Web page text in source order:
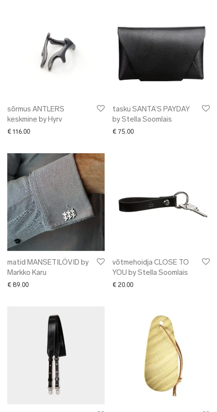
sõrmus ANTLERS
keskmine by Hyrv
€ 116.00
tasku SANTA’S PAYDAY
by Stella Soomlais
€ 75.00
matid MANSETILÕVID by
Markko Karu
€ 89.00
võtmehoidja CLOSE TO
YOU by Stella Soomlais
€ 20.00